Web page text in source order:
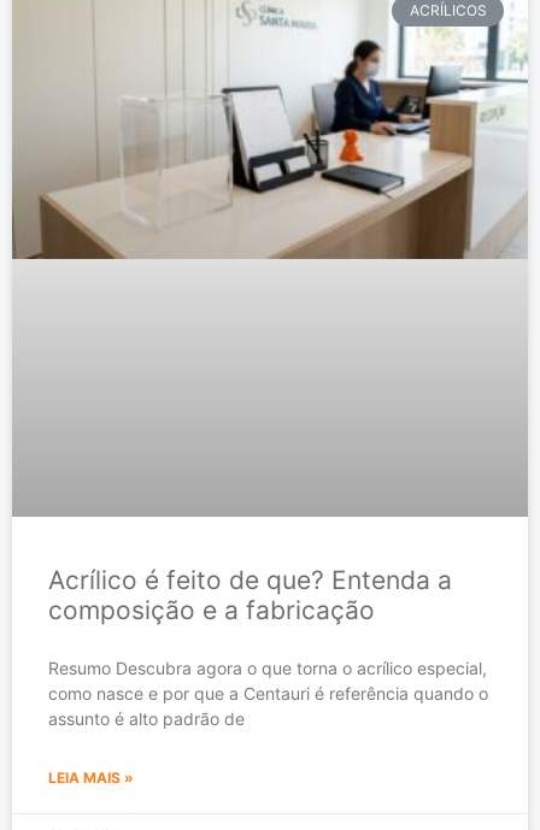
ACRÍLICOS
Acrílico é feito de que? Entenda a
composição e a fabricação
Resumo Descubra agora o que torna o acrílico especial,
como nasce e por que a Centauri é referência quando o
assunto é alto padrão de
LEIA MAIS »